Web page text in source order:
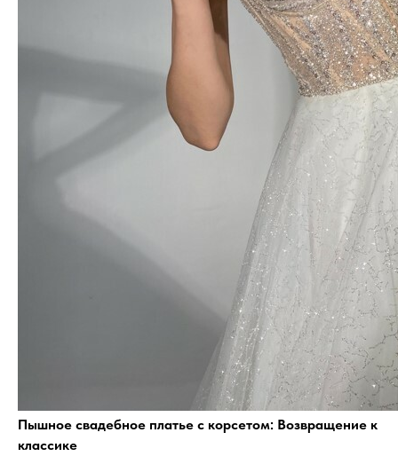
Пышное свадебное платье с корсетом: Возвращение к
классике